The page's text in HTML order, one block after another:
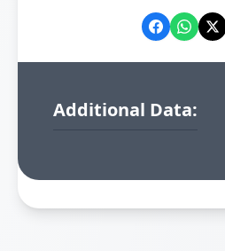
Additional Data: